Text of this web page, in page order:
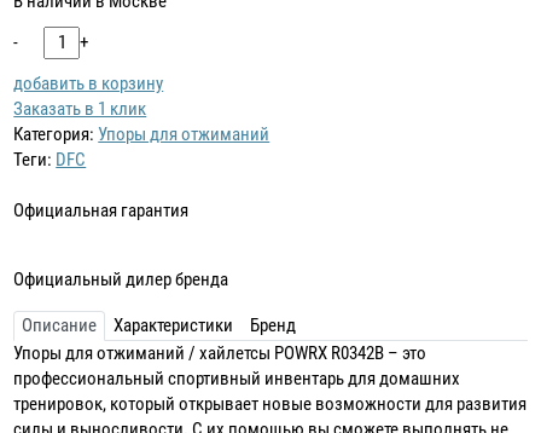
-
+
добавить в корзину
Заказать в 1 клик
Категория:Упоры для отжиманий
Теги: DFC
Официальная гарантия
Официальный дилер бренда
Описание Характеристики
Бренд
Упоры для отжиманий / хайлетсы POWRX R0342B – это
профессиональный спортивный инвентарь для домашних
тренировок, который открывает новые возможности для развития